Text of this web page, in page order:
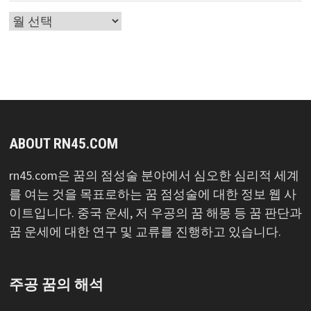
글
ABOUT RN45.COM
rn45.com은 꿈의 점성술 분야에서 심오한 심리적 세계
를 여는 것을 목표로하는 꿈 점성술에 대한 정보 웹 사
이트입니다. 중국 운세, 저 우공의 꿈 해몽 등 꿈 판단과
꿈 운세에 대한 연구 및 교류를 진행하고 있습니다.
주공 꿈의 해석